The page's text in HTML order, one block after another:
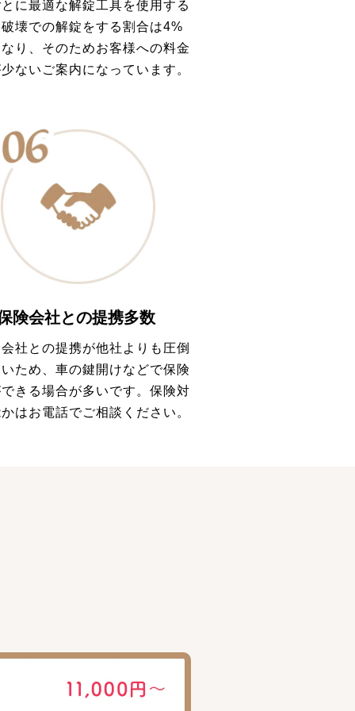
に最適な解錠工具を使用する
壊での解錠をする割合は4%
り、そのためお客様への料金
ないご案内になっています。
険会社との提携多数
社との提携が他社よりも圧倒
ため、車の鍵開けなどで保険
きる場合が多いです。保険対
はお電話でご相談ください。